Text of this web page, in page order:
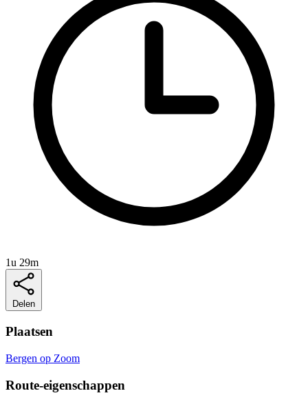
1u 29m
Delen
Plaatsen
Bergen op Zoom
Route-eigenschappen